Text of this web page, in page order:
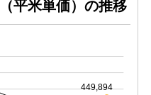
平米単価）の推移
449,894